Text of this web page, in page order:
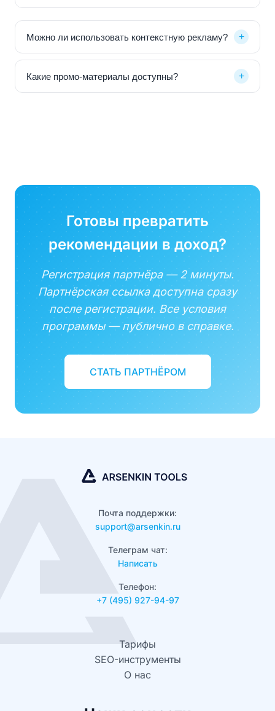
Можно ли использовать контекстную рекламу? +
Какие промо-материалы доступны? +
Готовы превратить
рекомендации в доход?
Регистрация партнёра — 2 минуты.
Партнёрская ссылка доступна сразу
после регистрации. Все условия
программы — публично в справке.
СТАТЬ ПАРТНЁРОМ
Почта поддержки:
support@arsenkin.ru
Телеграм чат:
Написать
Телефон:
+7 (495) 927-94-97
Тарифы
SEO-инструменты
О нас